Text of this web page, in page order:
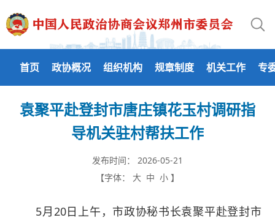
首页 政协概况 组织机构 规章制度 机关工作 专
袁聚平赴登封市唐庄镇花玉村调研指
导机关驻村帮扶工作
发布时间：
2026-05-21
【字体：
大 中 小 】
5月20日上午，市政协秘书长袁聚平赴登封市